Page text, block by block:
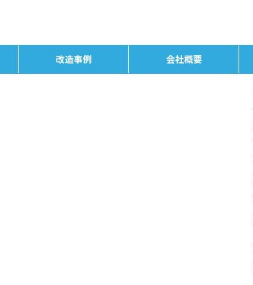
改造事例 会社概要